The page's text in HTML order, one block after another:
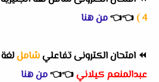
4 )
👈
👈من هنا
⏪ امتحان الكترونى تفاعليشامل
عبدالمنعم كيلاني👈
👈من هنا